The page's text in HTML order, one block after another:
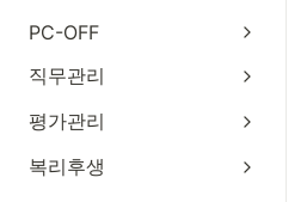
PC-OFF
직무관리
평가관리
복리후생